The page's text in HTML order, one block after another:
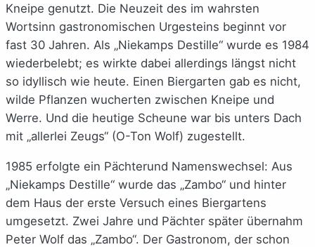
Kneipe genutzt. Die Neuzeit des im wahrsten
Wortsinn gastronomischen Urgesteins beginnt vor
fast 30 Jahren. Als „Niekamps Destille“ wurde es 1984
wiederbelebt; es wirkte dabei allerdings längst nicht
so idyllisch wie heute. Einen Biergarten gab es nicht,
wilde Pflanzen wucherten zwischen Kneipe und
Werre. Und die heutige Scheune war bis unters Dach
mit „allerlei Zeugs“ (O-Ton Wolf) zugestellt.
1985 erfolgte ein Pächterund Namenswechsel: Aus
„Niekamps Destille“ wurde das „Zambo“ und hinter
dem Haus der erste Versuch eines Biergartens
umgesetzt. Zwei Jahre und Pächter später übernahm
Peter Wolf das „Zambo“. Der Gastronom, der schon